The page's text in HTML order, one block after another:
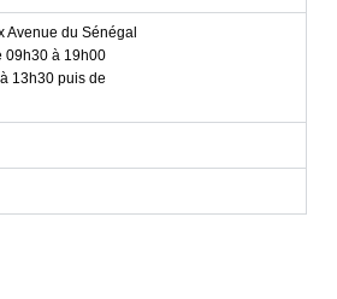
Avenue du Sénégal
09h30 à 19h00
13h30 puis de